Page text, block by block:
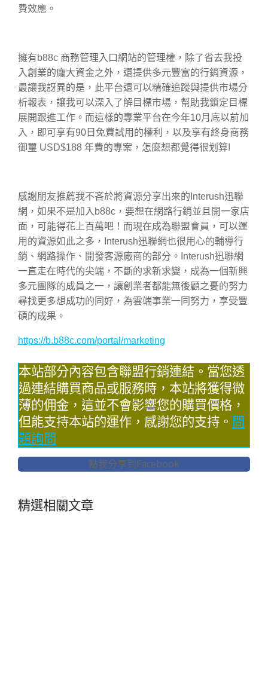
費效應。
擁有b88c 商務管理入口網站的管理權，除了省去我投
入創業的龐大資金之外，還提供多元豐富的行銷資源，
最讓我訝異的是，此平台還可以精確追蹤與提供市場分
析報表，讓我可以深入了解目標市場，幫助我鎖定目標
展開跟進工作。而這樣的專業平台在今年10月底以前加
入，即可享有90日免費試用的權利，以及享有終身商務
御璽 USD$188 年費的專案，怎麼想都覺得很划算!
感謝朋友推薦我不吝於將資源分享出來的Interush迅聯
網，如果不是加入b88c，要想在網路行銷並且開一家店
面，可能得花上百萬吧！而現在成為聯盟會員，可以運
用的資源如此之多，Interush迅聯網也很用心的輔導行
銷、網路操作、開發客源廠商的部分。Interush迅聯網
一直走在時代的尖端，不斷的求新求變，成為一個新興
多元團隊的成員之一，讓創業者都能無後顧之憂的努力
尋找更多想成功的同好，為雲端事業一同努力，享受豐
碩的成果。
https://b.b88c.com/portal/marketing
本站部分內容包含聯盟行銷連結。當您透
過連結購買商品或服務時，本站將獲得微
薄的佣金，這並不會影響您的購買價格，
但能支持本站的運作，感謝您的支持。 問
題詢問
點我分享到Facebook
精選相關文章